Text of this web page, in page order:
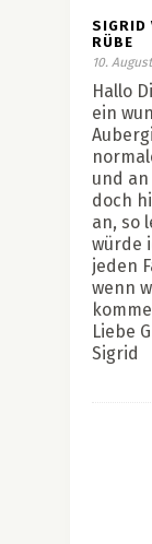
SIGRID
RÜBE
10.
Hallo
ein
und
doch
an, so
würde
jeden
wenn
Liebe
Sigrid